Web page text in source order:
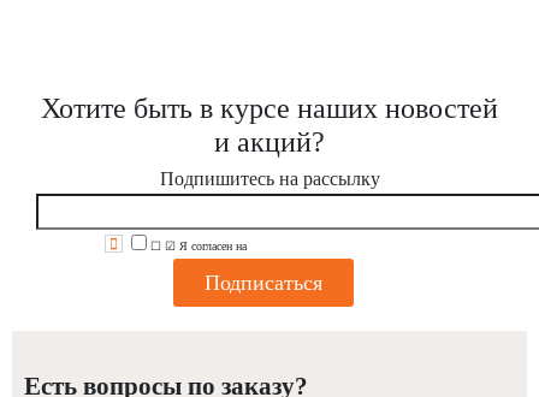
Хотите быть в курсе наших новостей
и акций?
Подпишитесь на рассылку
☐ ☑ Я согласен на
Есть вопросы по заказу?